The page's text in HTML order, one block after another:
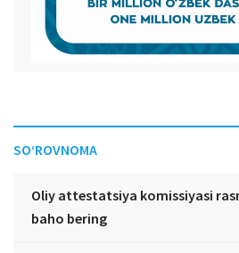
SO‘ROVNOMA
Oliy attestatsiya komissiyasi
baho bering